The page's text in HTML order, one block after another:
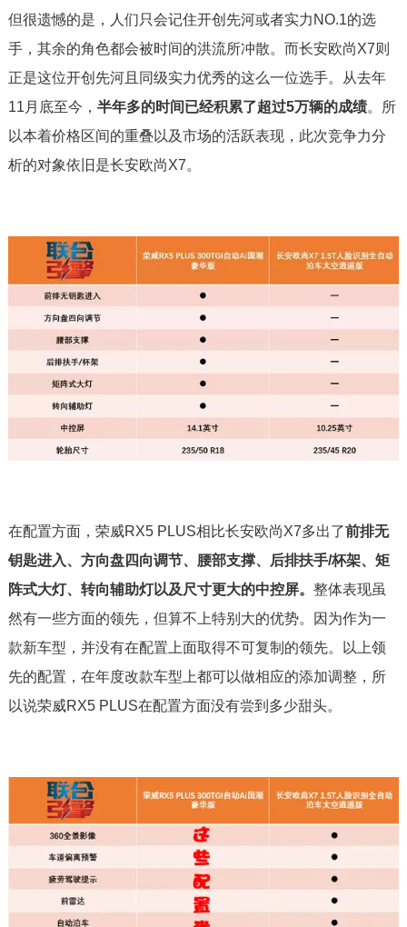
但很遗憾的是，人们只会记住开创先河或者实力NO.1的选
手，其余的角色都会被时间的洪流所冲散。而长安欧尚X7则
正是这位开创先河且同级实力优秀的这么一位选手。从去年
11月底至今， 半年多的时间已经积累了超过5万辆的成绩。所
以本着价格区间的重叠以及市场的活跃表现，此次竞争力分
析的对象依旧是长安欧尚X7。
在配置方面，荣威RX5 PLUS相比长安欧尚X7多出了前排无
钥匙进入、方向盘四向调节、腰部支撑、后排扶手/杯架、矩
阵式大灯、转向辅助灯以及尺寸更大的中控屏。 整体表现虽
然有一些方面的领先，但算不上特别大的优势。因为作为一
款新车型，并没有在配置上面取得不可复制的领先。以上领
先的配置，在年度改款车型上都可以做相应的添加调整，所
以说荣威RX5 PLUS在配置方面没有尝到多少甜头。